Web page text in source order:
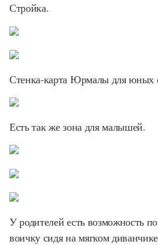
Стройка.
Стенка-карта Юрмалы для юных
Есть так же зона для малышей.
У родителей есть возможность
воичку сидя на мягком